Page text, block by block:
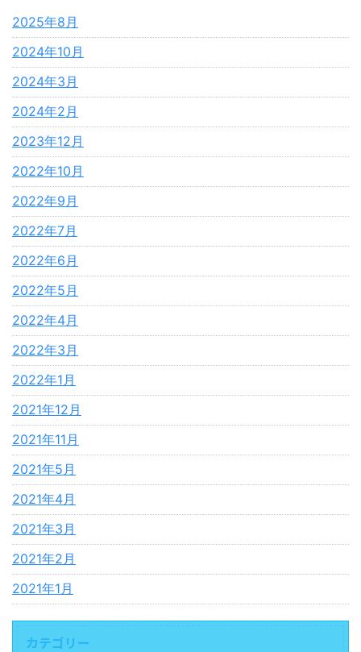
2025年8月
2024年10月
2024年3月
2024年2月
2023年12月
2022年10月
2022年9月
2022年7月
2022年6月
2022年5月
2022年4月
2022年3月
2022年1月
2021年12月
2021年11月
2021年5月
2021年4月
2021年3月
2021年2月
2021年1月
カテゴリー